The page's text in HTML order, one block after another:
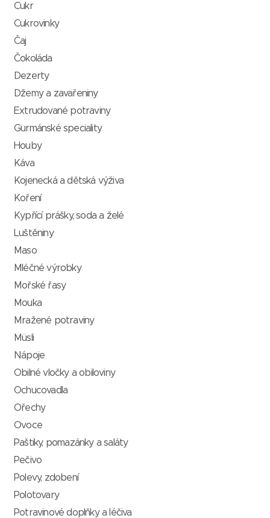
Cukr
Cukrovinky
Čaj
Čokoláda
Dezerty
Džemy a zavařeniny
Extrudované potraviny
Gurmánské speciality
Houby
Káva
Kojenecká a dětská výživa
Koření
Kypřící prášky, soda a želé
Luštěniny
Maso
Mléčné výrobky
Mořské řasy
Mouka
Mražené potraviny
Müsli
Nápoje
Obilné vločky a obiloviny
Ochucovadla
Ořechy
Ovoce
Paštiky, pomazánky a saláty
Pečivo
Polevy, zdobení
Polotovary
Potravinové doplňky a léčiva